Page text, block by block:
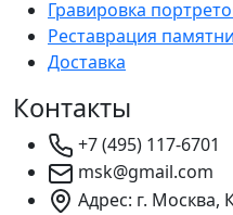
Гравировка
Реставрация
Доставка
Контакты
+7 (495) 117-6701
msk@gmail.com
Адрес: г. Москва,